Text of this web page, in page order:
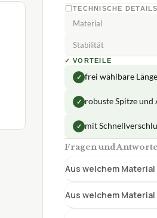
TECHNISCHE DETAILS
Material
Stabilität
✓ VORTEILE
✓ frei wählbare Länge
✓ robuste Spitze und
✓ mit
Fragen und
Aus welchem
Aus welchem